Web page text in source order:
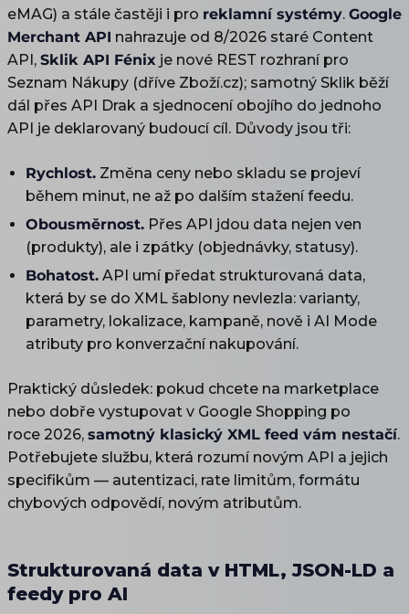
eMAG) a stále častěji i pro reklamní systémy. Google
Merchant API nahrazuje od 8/2026 staré Content
API, Sklik API Fénix je nové REST rozhraní pro
Seznam Nákupy (dříve Zboží.cz); samotný Sklik běží
dál přes API Drak a sjednocení obojího do jednoho
API je deklarovaný budoucí cíl. Důvody jsou tři:
Rychlost. Změna ceny nebo skladu se projeví
během minut, ne až po dalším stažení feedu.
Obousměrnost. Přes API jdou data nejen ven
(produkty), ale i zpátky (objednávky, statusy).
Bohatost. API umí předat strukturovaná data,
která by se do XML šablony nevlezla: varianty,
parametry, lokalizace, kampaně, nově i AI Mode
atributy pro konverzační nakupování.
Praktický důsledek: pokud chcete na marketplace
nebo dobře vystupovat v Google Shopping po
roce 2026, samotný klasický XML feed vám nestačí.
Potřebujete službu, která rozumí novým API a jejich
specifikům — autentizaci, rate limitům, formátu
chybových odpovědí, novým atributům.
Strukturovaná data v HTML, JSON-LD a
feedy pro AI